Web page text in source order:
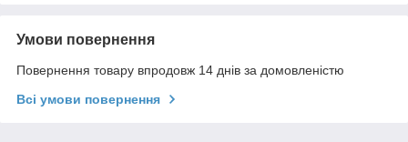
Умови повернення
Повернення товару впродовж 14 днів за домовленістю
Всі умови повернення